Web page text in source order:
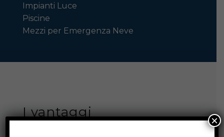
Impianti Luce
Piscine
Mezzi per Emergenza Neve
I vantaggi
×